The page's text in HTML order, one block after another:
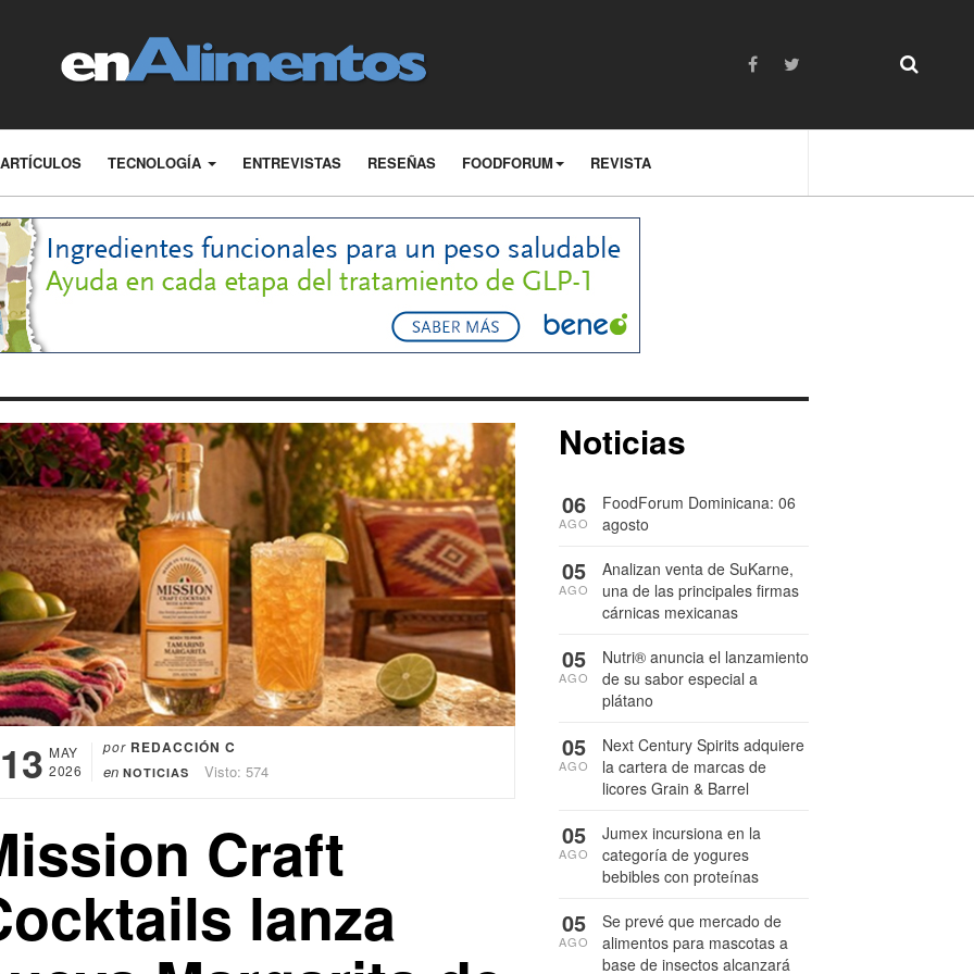
ARTÍCULOS TECNOLOGÍA ENTREVISTAS RESEÑAS FOODFORUM REVISTA
13 MAY
2026
por REDACCIÓN C
en NOTICIAS Visto: 574
Craft
lanza
Noticias
FoodForum Dominicana: 06
agosto
06
AGO
Analizan venta de SuKarne,
una de las principales firmas
cárnicas mexicanas
05
AGO
Nutri® anuncia el lanzamiento
de su sabor especial a
plátano
05
AGO
Next Century Spirits adquiere
la cartera de marcas de
licores Grain & Barrel
05
AGO
Jumex incursiona en la
categoría de yogures
bebibles con proteínas
05
AGO
Se prevé que mercado de
alimentos para mascotas a
base de insectos alcanzará
05
AGO